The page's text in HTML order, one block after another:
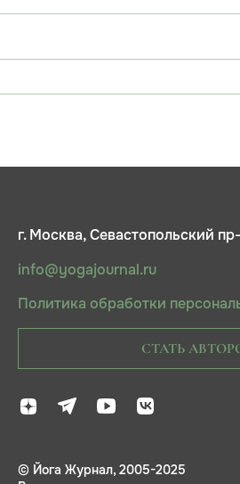
г. Москва, Севастопольский
info@yogajournal.ru
Политика обработки
СТАТЬ
© Йога Журнал, 2005-2025